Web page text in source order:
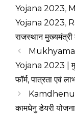
Yojana 2023,
Yojana 2023,
राजस्थान
Yojana 2023 |
फॉर्म, पात्रता एवं
कामधेनु डेयरी